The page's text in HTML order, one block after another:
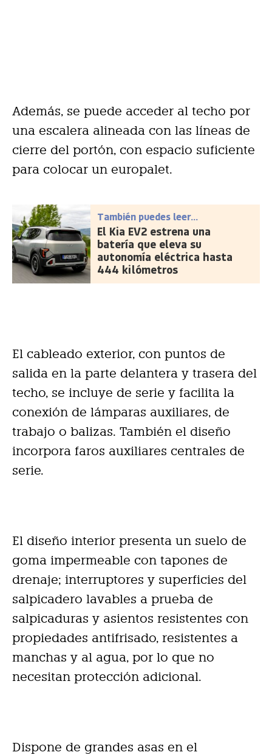
Además, se puede acceder al techo por
una escalera alineada con las líneas de
cierre del portón, con espacio suficiente
para colocar un europalet.
También puedes leer...
El Kia EV2 estrena una
batería que eleva su
autonomía eléctrica hasta
444 kilómetros
El cableado exterior, con puntos de
salida en la parte delantera y trasera del
techo, se incluye de serie y facilita la
conexión de lámparas auxiliares, de
trabajo o balizas. También el diseño
incorpora faros auxiliares centrales de
serie.
El diseño interior presenta un suelo de
goma impermeable con tapones de
drenaje; interruptores y superficies del
salpicadero lavables a prueba de
salpicaduras y asientos resistentes con
propiedades antifrisado, resistentes a
manchas y al agua, por lo que no
necesitan protección adicional.
Dispone de grandes asas en el